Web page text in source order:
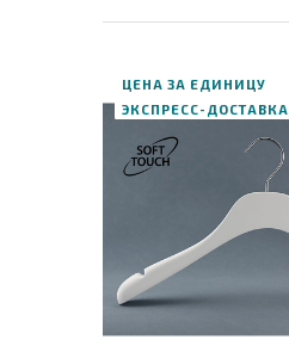
ЦЕНА ЗА ЕДИНИЦУ
ЭКСПРЕСС-ДОСТАВКА
В корзину